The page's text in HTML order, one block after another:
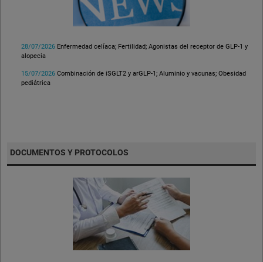
28/07/2026 Enfermedad celíaca; Fertilidad; Agonistas del receptor de GLP-1 y
alopecia
15/07/2026 Combinación de iSGLT2 y arGLP-1; Aluminio y vacunas; Obesidad
pediátrica
DOCUMENTOS Y PROTOCOLOS